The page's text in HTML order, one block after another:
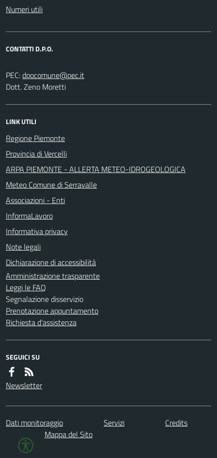
Numeri utili
CONTATTI D.P.O.
PEC:
Dott. Zeno Moretti
LINK UTILI
Regione Piemonte
Provincia di Vercelli
ARPA PIEMONTE - ALLERTA METEO-IDROGEOLOGICA
Meteo Comune di Serravalle
Associazioni - Enti
InformaLavoro
Informativa privacy
Note legali
Dichiarazione di accessibilità
Amministrazione trasparente
Leggi le FAQ
Segnalazione disservizio
Prenotazione appuntamento
Richiesta d'assistenza
SEGUICI SU
Newsletter
Dati monitoraggio Servizi
Credits
Mappa del Sito